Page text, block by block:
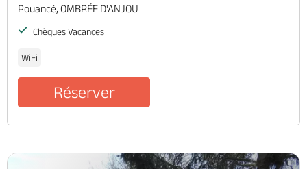
Pouancé, OMBRÉE D'ANJOU
Chèques Vacances
WiFi
Réserver